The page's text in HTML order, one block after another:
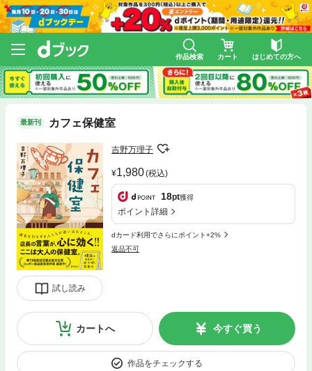
作品検索 カート はじめての方へ
最新刊 カフェ保健室
試し読み
吉野万理子
1,980(税込)
18pt獲得
ポイント詳細
dカード利用でさらにポイント+2%
返品不可
カートへ 今すぐ買う
作品をチェックする